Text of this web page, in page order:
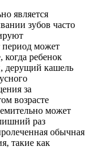
является
зубов часто
период может
ребенок
дерущий кашель
за
возрасте
может
раз
обычная
такие как